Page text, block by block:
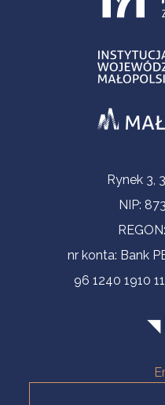
Informacje
Rynek 3,
NIP:
nr konta: Bank
96 1240 1910